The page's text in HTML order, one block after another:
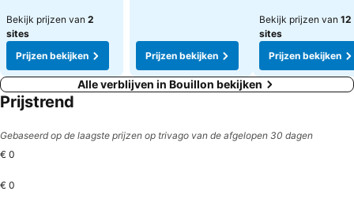
Bekijk prijzen van 2
sites
Prijzen bekijken
Prijzen bekijken
Bekijk prijzen van 12
sites
Prijzen bekijken
Alle verblijven in Bouillon bekijken
Prijstrend
Gebaseerd op de laagste prijzen op trivago van de afgelopen 30 dagen
€ 0
€ 0